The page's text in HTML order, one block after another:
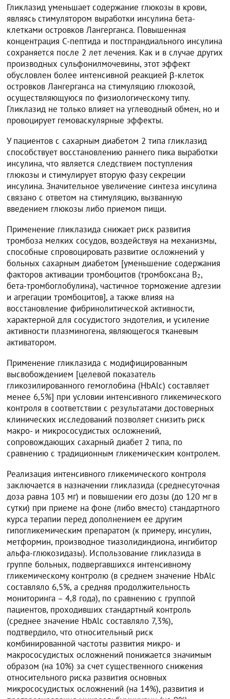
Гликлазид уменьшает содержание глюкозы в крови,
являясь стимулятором выработки инсулина бета-
клетками островков Лангерганса. Повышенная
концентрация С-пептида и постпрандиального инсулина
сохраняется после 2 лет лечения. Как и в случае других
производных сульфонилмочевины, этот эффект
обусловлен более интенсивной реакцией β-клеток
островков Лангерганса на стимуляцию глюкозой,
осуществляющуюся по физиологическому типу.
Гликлазид не только влияет на углеводный обмен, но и
провоцирует гемоваскулярные эффекты.
У пациентов с сахарным диабетом 2 типа гликлазид
способствует восстановлению раннего пика выработки
инсулина, что является следствием поступления
глюкозы и стимулирует вторую фазу секреции
инсулина. Значительное увеличение синтеза инсулина
связано с ответом на стимуляцию, вызванную
введением глюкозы либо приемом пищи.
Применение гликлазида снижает риск развития
тромбоза мелких сосудов, воздействуя на механизмы,
способные спровоцировать развитие осложнений у
больных сахарным диабетом [уменьшение содержания
факторов активации тромбоцитов (тромбоксана В2,
бета-тромбоглобулина), частичное торможение адгезии
и агрегации тромбоцитов], а также влияя на
восстановление фибринолитической активности,
характерной для сосудистого эндотелия, и усиление
активности плазминогена, являющегося тканевым
активатором.
Применение гликлазида с модифицированным
высвобождением [целевой показатель
гликозилированного гемоглобина (HbAlc) составляет
менее 6,5%] при условии интенсивного гликемического
контроля в соответствии с результатами достоверных
клинических исследований позволяет снизить риск
макро- и микрососудистых осложнений,
сопровождающих сахарный диабет 2 типа, по
сравнению с традиционным гликемическим контролем.
Реализация интенсивного гликемического контроля
заключается в назначении гликлазида (среднесуточная
доза равна 103 мг) и повышении его дозы (до 120 мг в
сутки) при приеме на фоне (либо вместо) стандартного
курса терапии перед дополнением ее другим
гипогликемическим препаратом (к примеру, инсулин,
метформин, производное тиазолидиндиона, ингибитор
альфа-глюкозидазы). Использование гликлазида в
группе больных, подвергавшихся интенсивному
гликемическому контролю (в среднем значение HbAlc
составляло 6,5%, а средняя продолжительность
мониторинга – 4,8 года), по сравнению с группой
пациентов, проходивших стандартный контроль
(среднее значение HbAlc составляло 7,3%),
подтвердило, что относительный риск
комбинированной частоты развития микро- и
макрососудистых осложнений понижается значимым
образом (на 10%) за счет существенного снижения
относительного риска развития основных
микрососудистых осложнений (на 14%), развития и